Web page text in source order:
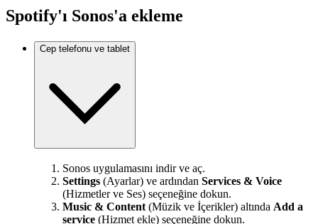
Spotify'ı Sonos'a ekleme
Cep telefonu ve tablet
Sonos uygulamasını indir ve aç.
Settings (Ayarlar) ve ardından Services & Voice
(Hizmetler ve Ses) seçeneğine dokun.
Music & Content (Müzik ve İçerikler) altında Add a
service (Hizmet ekle) seçeneğine dokun.